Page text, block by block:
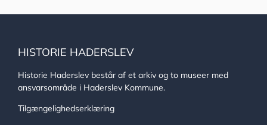
HISTORIE HADERSLEV
Historie Haderslev består af et arkiv og to museer med
ansvarsområde i Haderslev Kommune.
Tilgængelighedserklæring